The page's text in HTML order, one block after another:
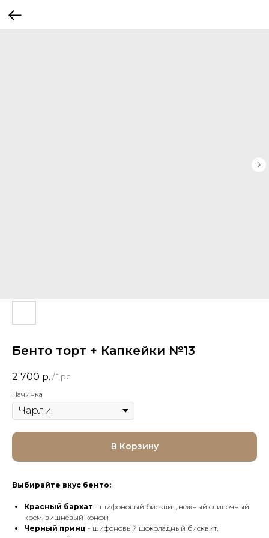
Бенто торт + Капкейки №13
2 700 р. / 1 pc
Начинка
В Корзину
Выбирайте вкус бенто:
Красный бархат - шифоновый бисквит, нежный сливочный
крем, вишнёвый конфи
Черный принц - шифоновый шоколадный бисквит,